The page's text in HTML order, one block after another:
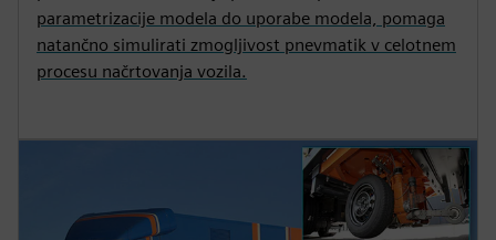
parametrizacije modela do uporabe modela, pomaga
natančno simulirati zmogljivost pnevmatik v celotnem
procesu načrtovanja vozila.